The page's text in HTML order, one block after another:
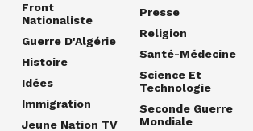
Front
Nationaliste
Guerre D'Algérie
Histoire
Idées
Immigration
Jeune Nation TV
Presse
Religion
Santé-Médecine
Science Et
Technologie
Seconde Guerre
Mondiale